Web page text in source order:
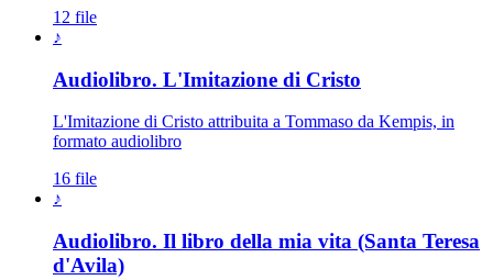
12 file
♪
Audiolibro. L'Imitazione di Cristo
L'Imitazione di Cristo attribuita a Tommaso da Kempis, in
formato audiolibro
16 file
♪
Audiolibro. Il libro della mia vita (Santa Teresa
d'Avila)